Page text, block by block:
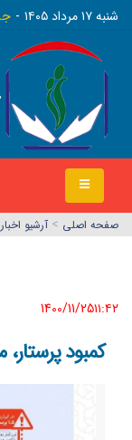
شنبه ١٧ مرداد ١٤٠٥
صفحه اصلي > آرشیو اخبار
1400/11/25١١:٤٢
کمبود